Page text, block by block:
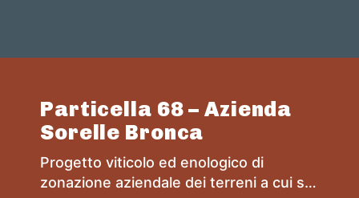
Particella 68 – Azienda
Sorelle Bronca
Progetto viticolo ed enologico di
zonazione aziendale dei terreni a cui si